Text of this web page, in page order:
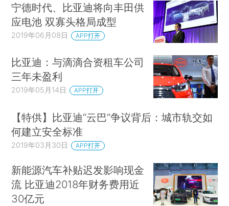
宁德时代、比亚迪将向丰田供
应电池 双寡头格局成型
2019年06月08日 APP打开
比亚迪：与滴滴合资租车公司
三年未盈利
2019年05月14日 APP打开
【特供】比亚迪“云巴”争议背后：城市轨交如
何建立安全标准
2019年03月30日 APP打开
新能源汽车补贴迟发影响现金
流 比亚迪2018年财务费用近
30亿元